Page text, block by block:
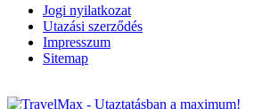
Jogi nyilatkozat
Utazási szerződés
Impresszum
Sitemap